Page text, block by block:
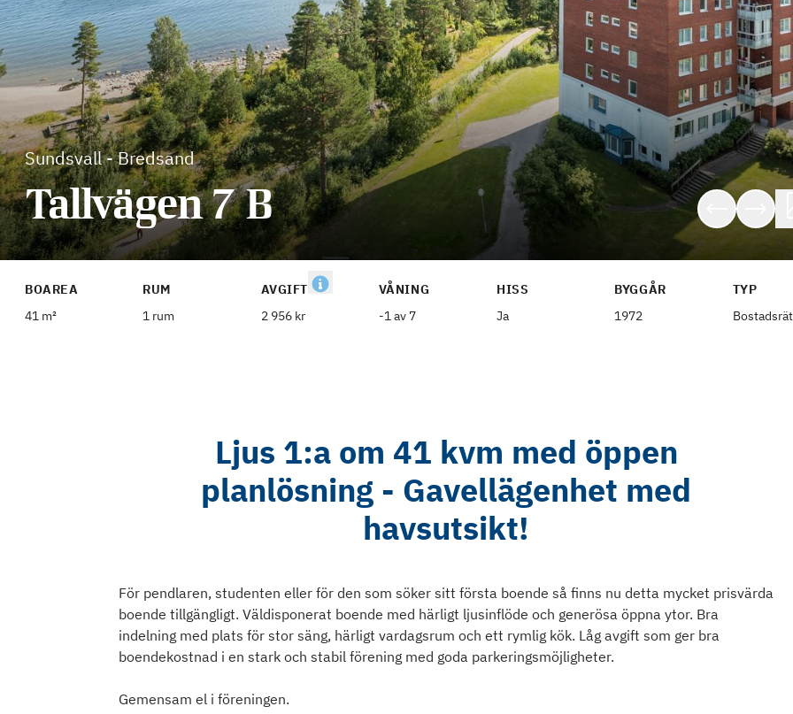
Sundsvall-Bredsand
Tallvägen 7 B
BOAREA
41 m²
RUM
1 rum
AVGIFT
2 956 kr
VÅNING
-1 av 7
HISS
Ja
BYGGÅR
1972
TYP
Ljus 1:a om 41 kvm med öppen
planlösning - Gavellägenhet med
havsutsikt!
För pendlaren, studenten eller för den som söker sitt första boende så finns nu detta mycket prisvärda
boende tillgängligt. Väldisponerat boende med härligt ljusinflöde och generösa öppna ytor. Bra
indelning med plats för stor säng, härligt vardagsrum och ett rymlig kök. Låg avgift som ger bra
boendekostnad i en stark och stabil förening med goda parkeringsmöjligheter.
Gemensam el i föreningen.